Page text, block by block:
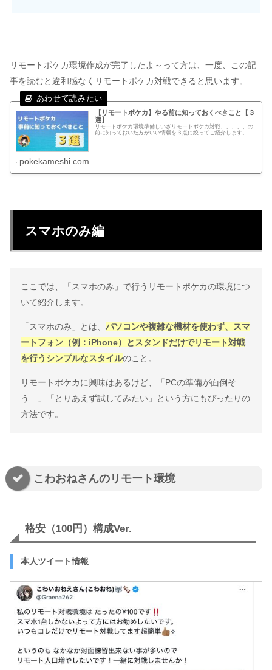
リモートポケカ環境作成が完了したよ～って方は、一度、この記
事を読むと違和感なくリモートポケカ対戦できると思います。
【リモートポケカ】やる前に知っておくべきこと【３
選】
リモートポケカ環境準備しいざリモートポケカ対戦、、、、、の
前に知っておいた方がいい情報を３点に絞ってご紹介します。
pokekameshi.com
スマホのみ編
ここでは、「スマホのみ」で行うリモートポケカの環境につ
いて紹介します。
「スマホのみ」とは、 パソコンや複雑な機材を使わず、スマ
ートフォン（例：iPhone）とスタンドだけでリモート対戦
を行うシンプルなスタイルのこと。
リモートポケカに興味はあるけど、「PCの準備が面倒そ
う…」「とりあえず試してみたい」という方にもぴったりの
方法です。
こわおねさんのリモート環境
格安（100円）構成Ver.
本人ツイート情報